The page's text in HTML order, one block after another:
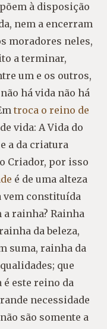
à disposição
nem a encerram
moradores neles,
a terminar,
um e os outros,
há vida não há
troca o reino de
vida: A Vida do
a da criatura
Criador, por isso
é de uma alteza
vem constituída
a rainha? Rainha
da beleza,
suma, rainha da
que
é este reino da
necessidade
são somente a